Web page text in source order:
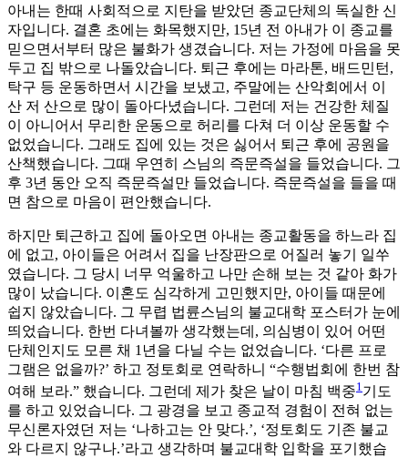
아내는 한때 사회적으로 지탄을 받았던 종교단체의 독실한 신
자입니다. 결혼 초에는 화목했지만, 15년 전 아내가 이 종교를
믿으면서부터 많은 불화가 생겼습니다. 저는 가정에 마음을 못
두고 집 밖으로 나돌았습니다. 퇴근 후에는 마라톤, 배드민턴,
탁구 등 운동하면서 시간을 보냈고, 주말에는 산악회에서 이
산 저 산으로 많이 돌아다녔습니다. 그런데 저는 건강한 체질
이 아니어서 무리한 운동으로 허리를 다쳐 더 이상 운동할 수
없었습니다. 그래도 집에 있는 것은 싫어서 퇴근 후에 공원을
산책했습니다. 그때 우연히 스님의 즉문즉설을 들었습니다. 그
후 3년 동안 오직 즉문즉설만 들었습니다. 즉문즉설을 들을 때
면 참으로 마음이 편안했습니다.
하지만 퇴근하고 집에 돌아오면 아내는 종교활동을 하느라 집
에 없고, 아이들은 어려서 집을 난장판으로 어질러 놓기 일쑤
였습니다. 그 당시 너무 억울하고 나만 손해 보는 것 같아 화가
많이 났습니다. 이혼도 심각하게 고민했지만, 아이들 때문에
쉽지 않았습니다. 그 무렵 법륜스님의 불교대학 포스터가 눈에
띄었습니다. 한번 다녀볼까 생각했는데, 의심병이 있어 어떤
단체인지도 모른 채 1년을 다닐 수는 없었습니다. ‘다른 프로
그램은 없을까?’ 하고 정토회로 연락하니 “수행법회에 한번 참
여해 보라.” 했습니다. 그런데 제가 찾은 날이 마침 백중1 기도
를 하고 있었습니다. 그 광경을 보고 종교적 경험이 전혀 없는
무신론자였던 저는 ‘나하고는 안 맞다.’, ‘정토회도 기존 불교
와 다르지 않구나.’라고 생각하며 불교대학 입학을 포기했습